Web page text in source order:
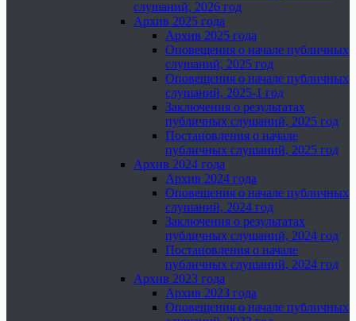
слушаний, 2026 год
Архив 2025 года
Архив 2025 года
Оповещения о начале публичных
слушаний, 2025 год
Оповещения о начале публичных
слушаний, 2025-1 год
Заключения о результатах
публичных слушаний, 2025 год
Постановления о начале
публичных слушаний, 2025 год
Архив 2024 года
Архив 2024 года
Оповещения о начале публичных
слушаний, 2024 год
Заключения о результатах
публичных слушаний, 2024 год
Постановления о начале
публичных слушаний, 2024 год
Архив 2023 года
Архив 2023 года
Оповещения о начале публичных